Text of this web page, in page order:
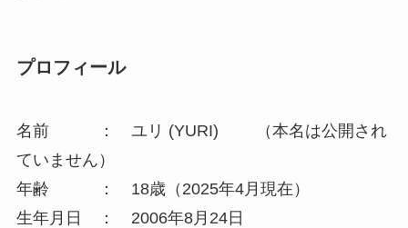
プロフィール
名前 ： ユリ (YURI) （本名は公開され
ていません）
年齢 ： 18歳（2025年4月現在）
生年月日 ： 2006年8月24日